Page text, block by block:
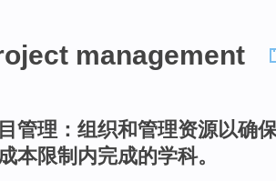
management
管理：组织和管理资源以确
本限制内完成的学科。